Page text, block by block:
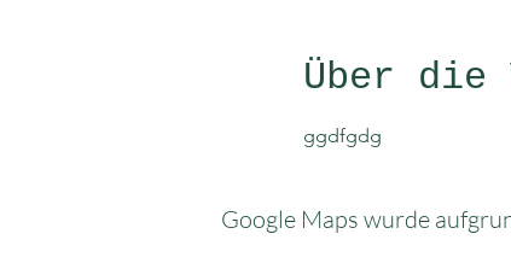
Über die
ggdfgdg
Google Maps wurde